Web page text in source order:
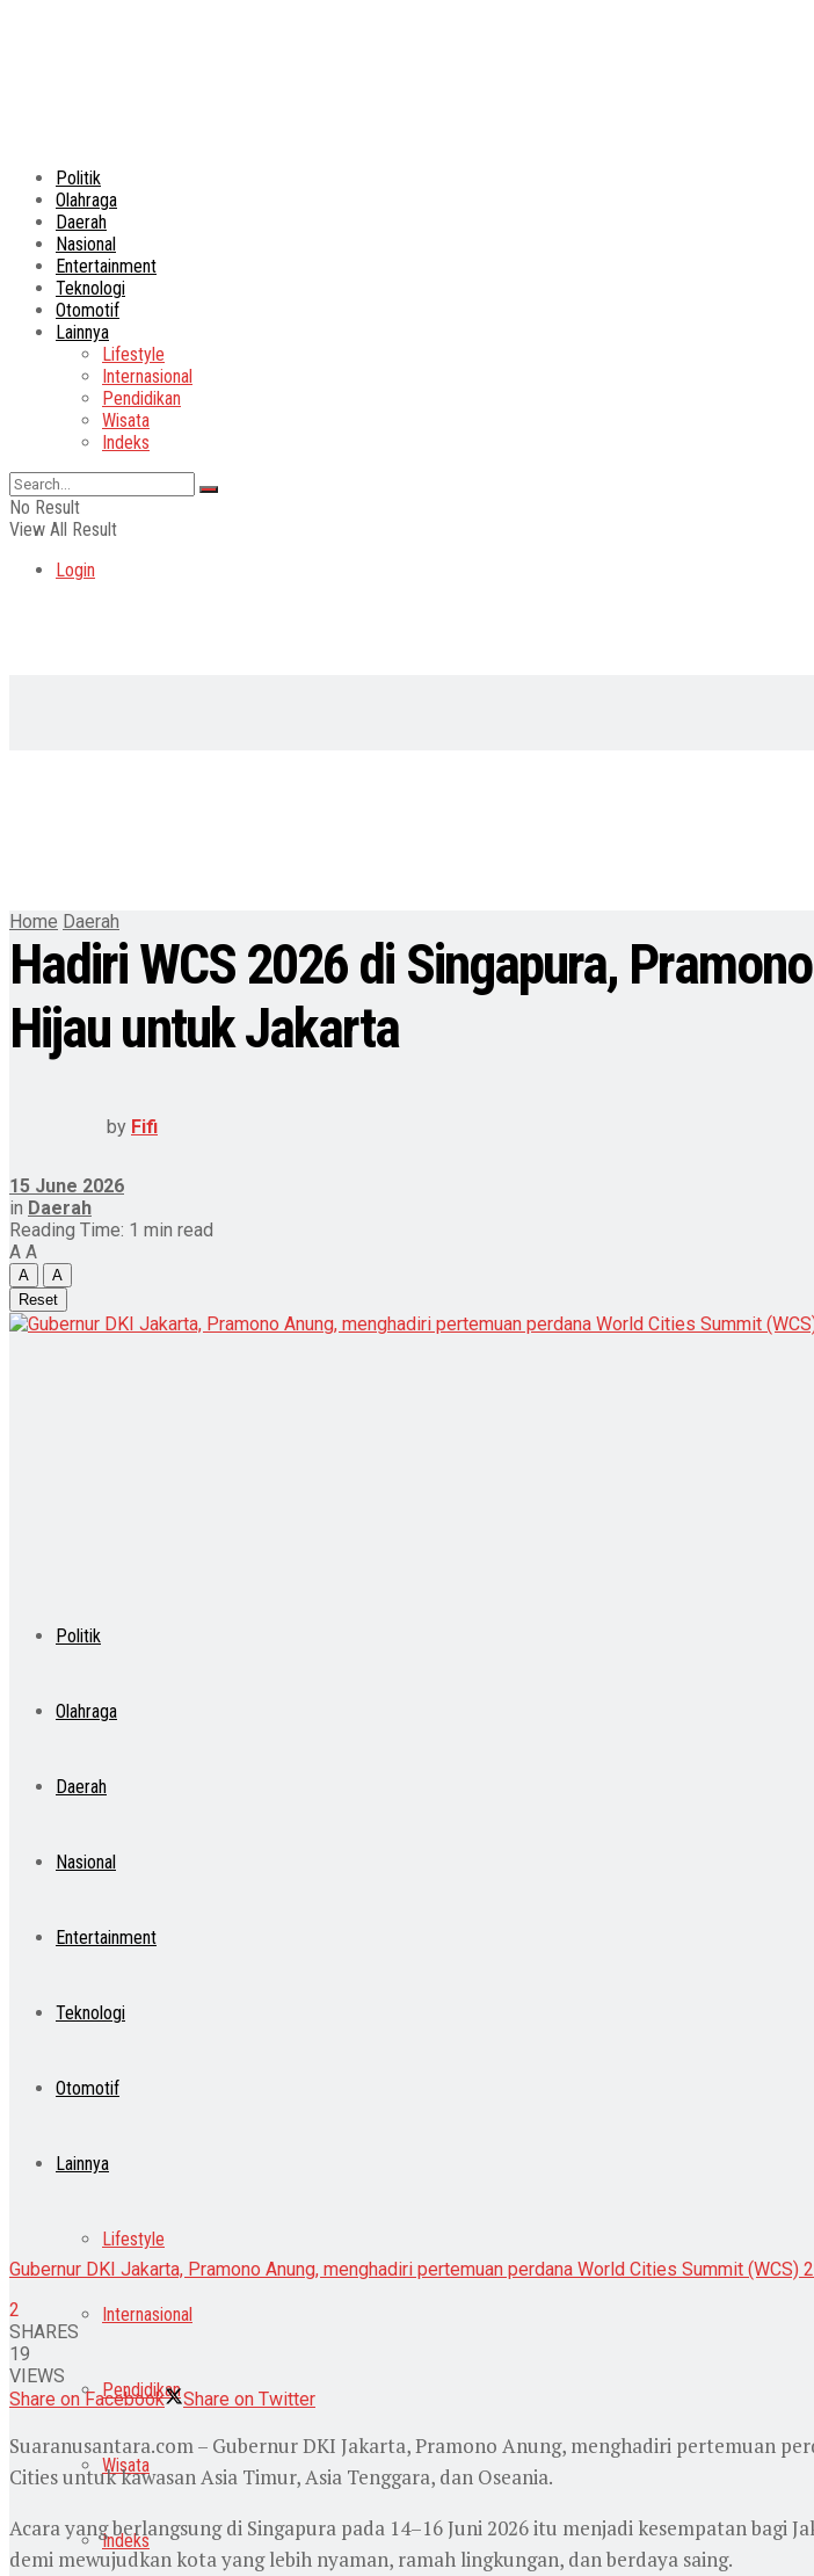
Politik
Olahraga
Daerah
Nasional
Entertainment
Teknologi
Otomotif
Lainnya
Lifestyle
Internasional
Pendidikan
Wisata
Indeks
No Result
View All Result
Login
Politik
Olahraga
Daerah
Nasional
Entertainment
Teknologi
Otomotif
Lainnya
Lifestyle
Internasional
Pendidikan
Wisata
Indeks
Home Daerah
Hadiri WCS 2026 di Singapura,
Hijau untuk Jakarta
by Fifi
15 June 2026
in Daerah
Reading Time: 1 min read
A A
A
A
Reset
Gubernur DKI Jakarta, Pramono Anung, menghadiri pertemuan perdana World Cities Summit (WCS)
2
SHARES
19
VIEWS
Share on Facebook
Share on Twitter
Suaranusantara.com – Gubernur DKI Jakarta, Pramono Anung, menghadiri pertemuan
Cities untuk kawasan Asia Timur, Asia Tenggara, dan Oseania.
Acara yang berlangsung di Singapura pada 14–16 Juni 2026 itu menjadi kesempatan
demi mewujudkan kota yang lebih nyaman, ramah lingkungan, dan berdaya saing.